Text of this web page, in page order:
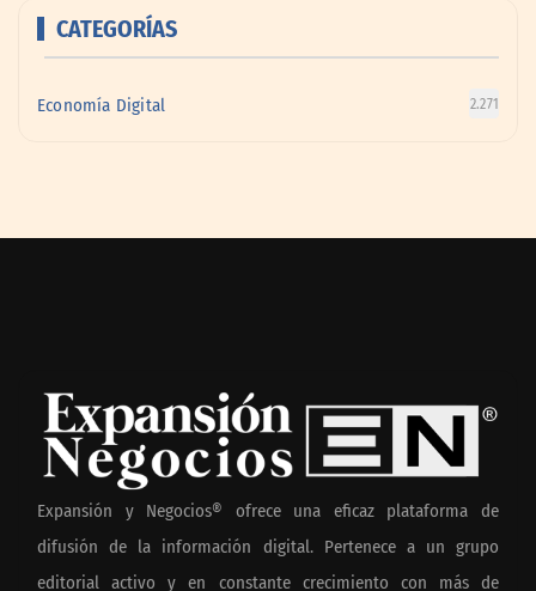
CATEGORÍAS
Economía Digital 2.271
Expansión y Negocios® ofrece una eficaz plataforma de
difusión de la información digital. Pertenece a un grupo
editorial activo y en constante crecimiento con más de